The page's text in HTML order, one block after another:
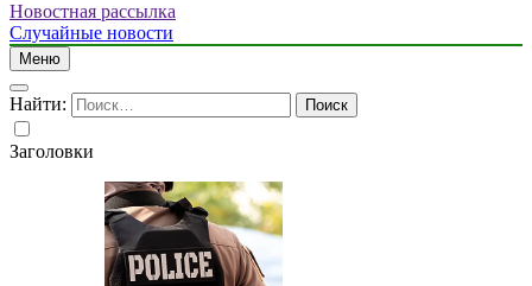
Новостная рассылка
Случайные новости
Меню
Найти:
Заголовки